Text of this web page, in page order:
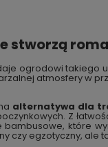
stworzą
ogrodowi takiego
atmosfery w
alternatywa dla
Z
które
czy egzotyczny,